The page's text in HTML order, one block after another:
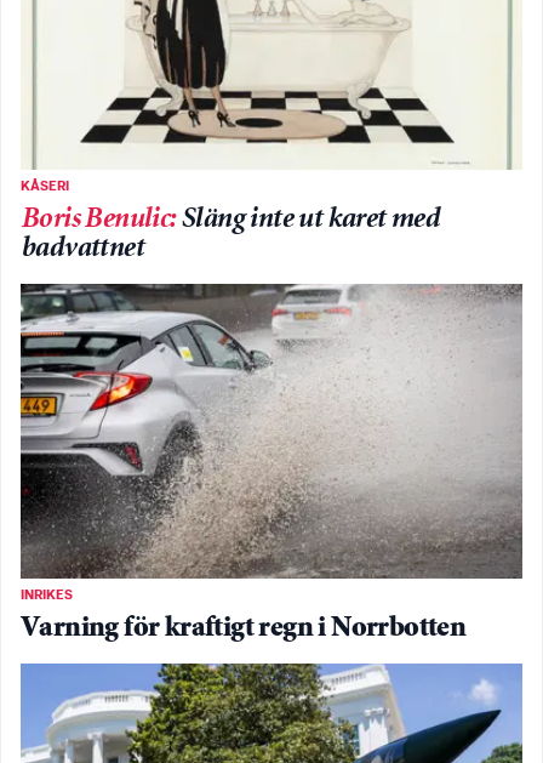
KÅSERI
Boris Benulic:Släng inte ut karet med
badvattnet
INRIKES
Varning för kraftigt regn i Norrbotten